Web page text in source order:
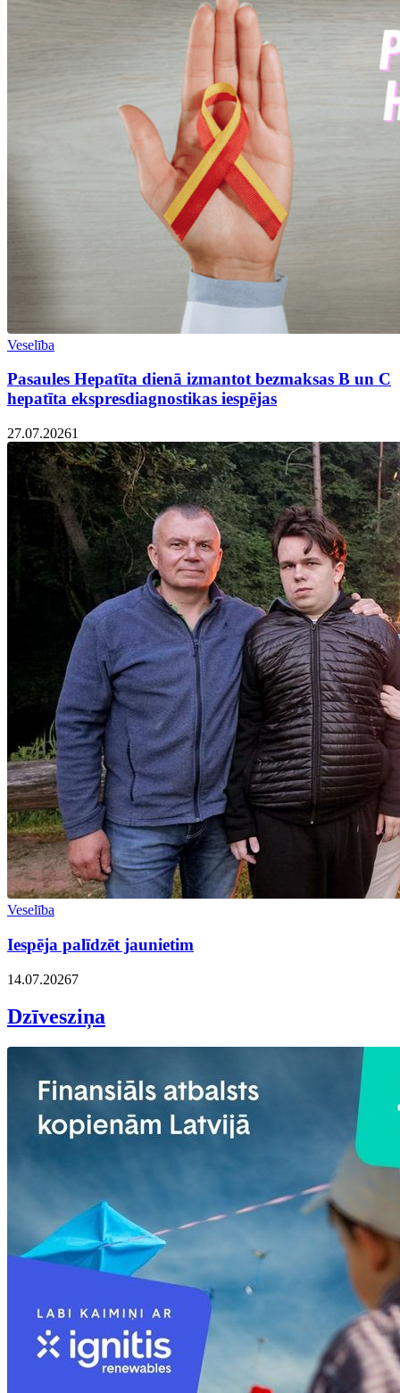
Veselība
Pasaules Hepatīta dienā izmantot bezmaksas B un C
hepatīta ekspresdiagnostikas iespējas
27.07.20261
Veselība
Iespēja palīdzēt jaunietim
14.07.20267
Dzīvesziņa